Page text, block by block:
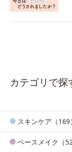
カテゴリで探
スキンケア（169）
ベースメイク（52